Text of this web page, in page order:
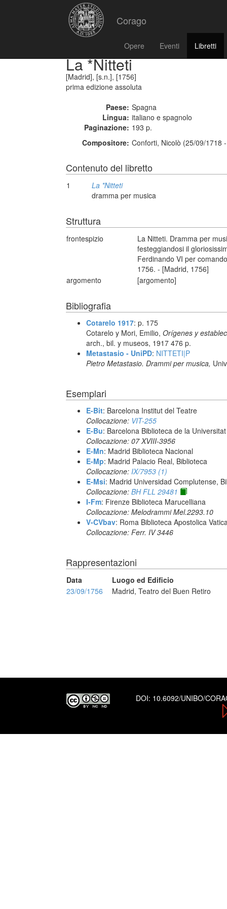
Corago
Opere Eventi Libretti
La *Nitteti
[Madrid], [s.n.], [1756]
prima edizione assoluta
Paese: Spagna
Lingua: italiano e spagnolo
Paginazione: 193 p.
Compositore: Conforti, Nicolò (25/09/1718
Contenuto del libretto
1
La *Nitteti
dramma per musica
Struttura
frontespizio
La Nitteti. Dramma per
festeggiandosi il
Ferdinando VI per
1756. - [Madrid, 1756]
argomento
[argomento]
Bibliografia
Cotarelo 1917: p. 175
Cotarelo y Mori, Emilio, Orígenes y
arch., bil. y museos, 1917 476 p.
Metastasio - UniPD: NITTETI|P
Pietro Metastasio. Drammi per musica,
Esemplari
E-Bit: Barcelona Institut del Teatre
Collocazione: VIT-255
E-Bu: Barcelona Biblioteca de la
Collocazione: 07 XVIII-3956
E-Mn: Madrid Biblioteca Nacional
E-Mp: Madrid Palacio Real, Biblioteca
Collocazione: IX/7953 (1)
E-Msi: Madrid Universidad Complutense,
Collocazione: BH FLL 29481
I-Fm: Firenze Biblioteca Marucelliana
Collocazione: Melodrammi Mel.2293.10
V-CVbav: Roma Biblioteca Apostolica
Collocazione: Ferr. IV 3446
Rappresentazioni
Data
Luogo ed Edificio
23/09/1756
Madrid, Teatro del Buen Retiro
DOI: 10.6092/UNIBO/